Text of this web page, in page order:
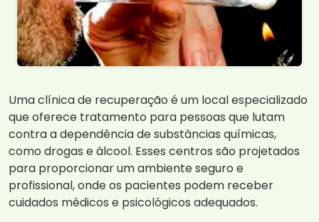
Uma clínica de recuperação é um local especializado
que oferece tratamento para pessoas que lutam
contra a dependência de substâncias químicas,
como drogas e álcool. Esses centros são projetados
para proporcionar um ambiente seguro e
profissional, onde os pacientes podem receber
cuidados médicos e psicológicos adequados.